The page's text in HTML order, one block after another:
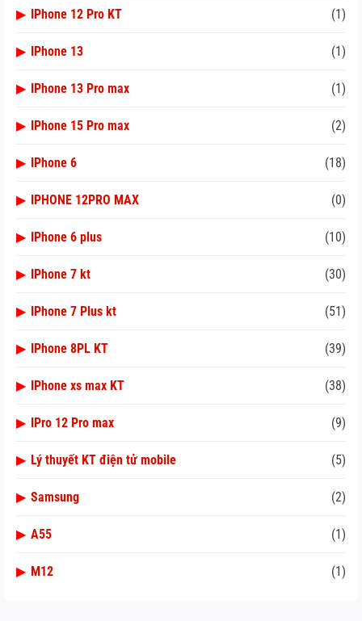
▶ IPhone 12 Pro KT (1)
▶ IPhone 13 (1)
▶ IPhone 13 Pro max (1)
▶ IPhone 15 Pro max (2)
▶ IPhone 6 (18)
▶ IPHONE 12PRO MAX (0)
▶ IPhone 6 plus (10)
▶ IPhone 7 kt (30)
▶ IPhone 7 Plus kt (51)
▶ IPhone 8PL KT (39)
▶ IPhone xs max KT (38)
▶ IPro 12 Pro max (9)
▶ Lý thuyết KT điện tử mobile (5)
▶ Samsung (2)
▶ A55 (1)
▶ M12 (1)